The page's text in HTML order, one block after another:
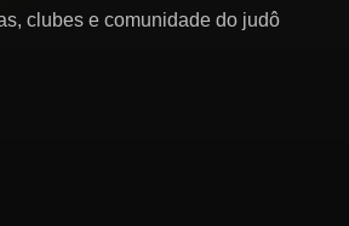
clubes e comunidade do judô